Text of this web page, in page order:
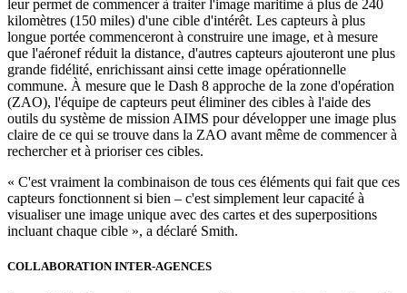
leur permet de commencer à traiter l'image maritime à plus de 240
kilomètres (150 miles) d'une cible d'intérêt. Les capteurs à plus
longue portée commenceront à construire une image, et à mesure
que l'aéronef réduit la distance, d'autres capteurs ajouteront une plus
grande fidélité, enrichissant ainsi cette image opérationnelle
commune. À mesure que le Dash 8 approche de la zone d'opération
(ZAO), l'équipe de capteurs peut éliminer des cibles à l'aide des
outils du système de mission AIMS pour développer une image plus
claire de ce qui se trouve dans la ZAO avant même de commencer à
rechercher et à prioriser ces cibles.
« C'est vraiment la combinaison de tous ces éléments qui fait que ces
capteurs fonctionnent si bien – c'est simplement leur capacité à
visualiser une image unique avec des cartes et des superpositions
incluant chaque cible », a déclaré Smith.
COLLABORATION INTER-AGENCES